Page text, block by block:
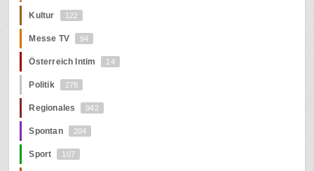
Kultur 122
Messe TV 94
Österreich Intim 14
Politik 278
Regionales 942
Spontan 204
Sport 107